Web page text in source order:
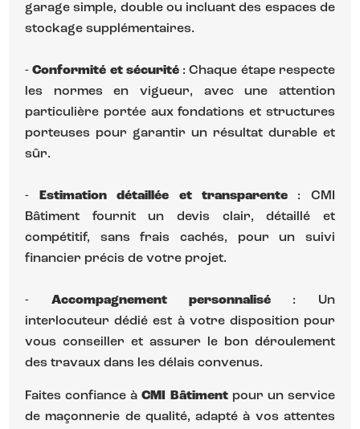
garage simple, double ou incluant des espaces de
stockage supplémentaires.
-Conformité et sécurité: Chaque étape respecte
les normes en vigueur, avec une attention
particulière portée aux fondations et structures
porteuses pour garantir un résultat durable et
sûr.
- Estimation détaillée et transparente: CMI
Bâtiment fournit un devis clair, détaillé et
compétitif, sans frais cachés, pour un suivi
financier précis de votre projet.
- Accompagnement personnalisé : Un
interlocuteur dédié est à votre disposition pour
vous conseiller et assurer le bon déroulement
des travaux dans les délais convenus.
Faites confiance àCMI Bâtiment pour un service
de maçonnerie de qualité, adapté à vos attentes